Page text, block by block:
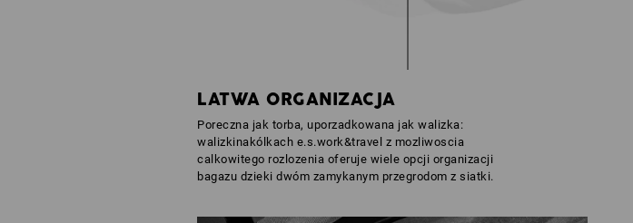
LATWA ORGANIZACJA
Poreczna jak torba, uporzadkowana jak walizka:
walizkinakólkach e.s.work&travel z mozliwoscia
calkowitego rozlozenia oferuje wiele opcji organizacji
bagazu dzieki dwóm zamykanym przegrodom z siatki.